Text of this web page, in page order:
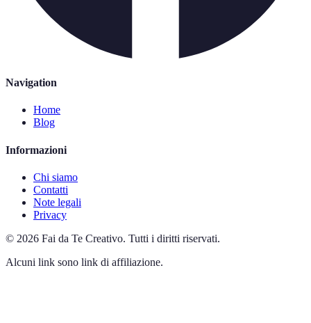
Navigation
Home
Blog
Informazioni
Chi siamo
Contatti
Note legali
Privacy
© 2026 Fai da Te Creativo. Tutti i diritti riservati.
Alcuni link sono link di affiliazione.